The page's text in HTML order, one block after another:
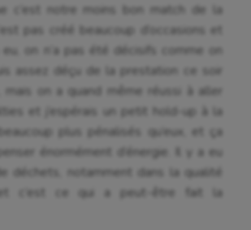
c’est notre moins bon match de la
pas créé beaucoup d’occasions et
on n’a pas été décisifs comme on
assez déçu de la prestation ce soir
mais on a quand même réussi à aller
et j’espérais un petit hold-up à la
plus pénalisés qu’eux, et ça
énormément d’énergie. Il y a eu
déchets, notamment dans la qualité
c’est ce qui a peut-être fait la